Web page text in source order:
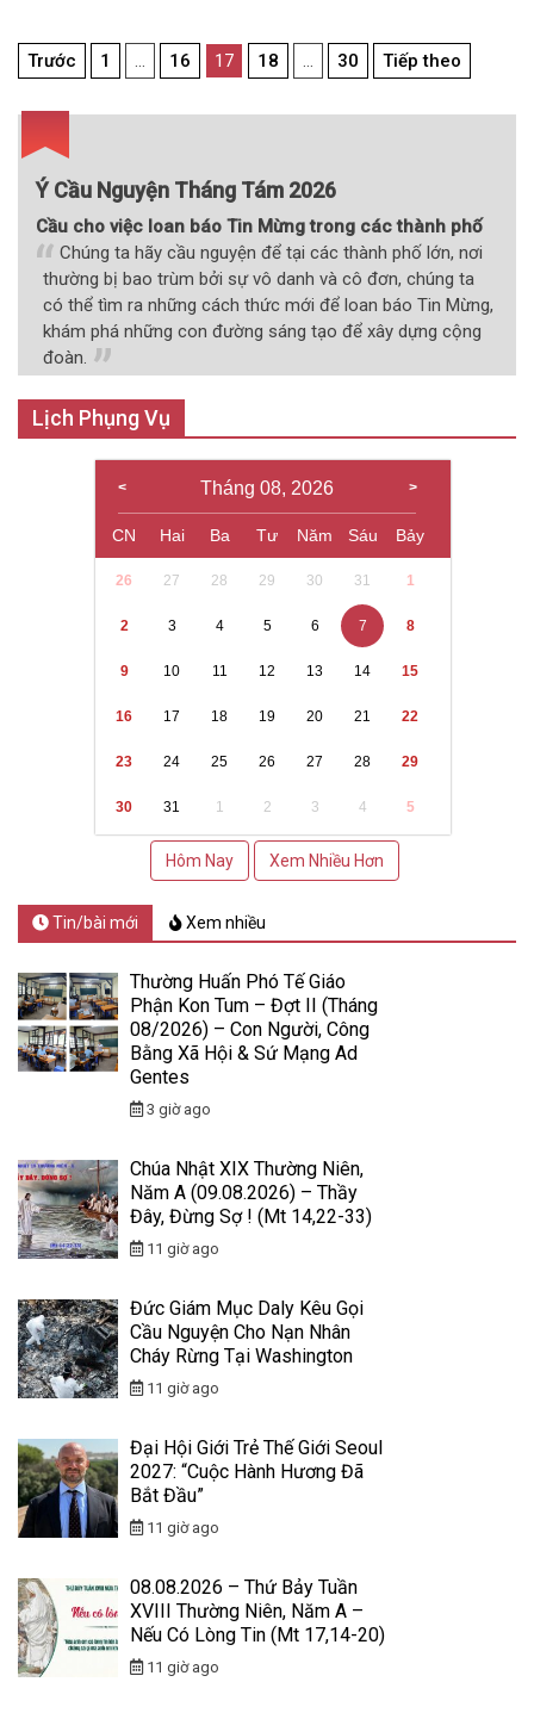
Điều
hướng
bài
viết
Trước 1 … 16 17 18 … 30 Tiếp theo
Ý Cầu Nguyện Tháng Tám 2026
Cầu cho việc loan báo Tin Mừng trong các thành phố
Chúng ta hãy cầu nguyện để tại các thành phố lớn, nơi
thường bị bao trùm bởi sự vô danh và cô đơn, chúng ta
có thể tìm ra những cách thức mới để loan báo Tin Mừng,
khám phá những con đường sáng tạo để xây dựng cộng
đoàn.
Lịch Phụng Vụ
Tháng 08, 2026
CN Hai Ba Tư Năm Sáu Bảy
26 27 28 29 30 31 1
2 3 4 5 6 7 8
9 10 11 12 13 14 15
16 17 18 19 20 21 22
23 24 25 26 27 28 29
30 31 1 2 3 4 5
Hôm Nay Xem Nhiều Hơn
Tin/bài mới Xem nhiều
Thường Huấn Phó Tế Giáo
Phận Kon Tum – Đợt II (Tháng
08/2026) – Con Người, Công
Bằng Xã Hội & Sứ Mạng Ad
Gentes
3 giờ ago
Chúa Nhật XIX Thường Niên,
Năm A (09.08.2026) – Thầy
Đây, Đừng Sợ ! (Mt 14,22-33)
11 giờ ago
Đức Giám Mục Daly Kêu Gọi
Cầu Nguyện Cho Nạn Nhân
Cháy Rừng Tại Washington
11 giờ ago
Đại Hội Giới Trẻ Thế Giới Seoul
2027: “Cuộc Hành Hương Đã
Bắt Đầu”
11 giờ ago
08.08.2026 – Thứ Bảy Tuần
XVIII Thường Niên, Năm A –
Nếu Có Lòng Tin (Mt 17,14-20)
11 giờ ago